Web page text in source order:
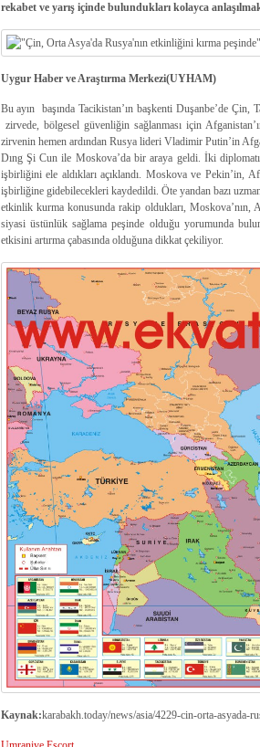
rekabet ve yarış içinde bulundukları kolayca
Uygur Haber ve Araştırma Merkezi(UYHAM)
Bu ayın başında Tacikistan’ın başkenti Duşanbe’de
zirvede, bölgesel güvenliğin sağlanması için
zirvenin hemen ardından Rusya lideri Vladimir Putin’in
Dıng Şi Cun ile Moskova’da bir araya geldi. İki
işbirliğini ele aldıkları açıklandı. Moskova ve Pekin’in,
işbirliğine gidebilecekleri kaydedildi. Öte yandan bazı
etkinlik kurma konusunda rakip oldukları,
siyasi üstünlük sağlama peşinde olduğu yorumunda
etkisini artırma çabasında olduğuna dikkat çekiliyor.
Kaynak:karabakh.today/news/asia/4229-cin-orta-asyada-